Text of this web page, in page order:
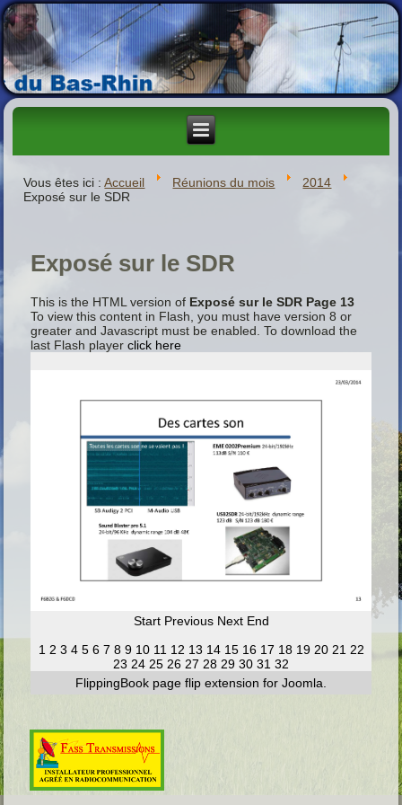
Vous êtes ici :Accueil Réunions du mois
2014
Exposé sur le SDR
Exposé sur le SDR
This is the HTML version of Exposé sur le SDR Page 13
To view this content in Flash, you must have version 8 or
greater and Javascript must be enabled. To download the
last Flash playerclick here
Start Previous Next End
1 2 3 4 5 6 7 8 9 10 11 12 13 14 15 16 17 18 19 20 21 22
23 24 25 26 27 28 29 30 31 32
FlippingBook page flip extension for Joomla.